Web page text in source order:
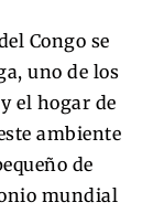
Congo se
uno de los
el hogar de
ambiente
de
mundial